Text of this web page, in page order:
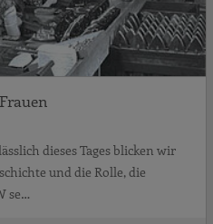
dieses Tages blicken wir
und die Rolle, die
se…